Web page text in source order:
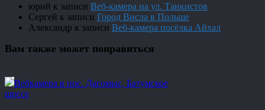
юрий к записи Веб-камера на ул. Танкистов
Сергей к записи Город Висла в Польше
Александр к записи Веб-камера посёлка Айхал
Вам также может понравиться
Вебкамера в пос. Дагомыс, Батумское
шоссе